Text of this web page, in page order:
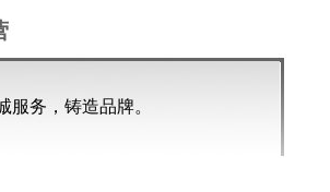
服务，铸造品牌。